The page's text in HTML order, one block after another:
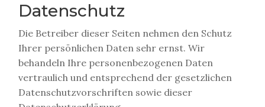
Datenschutz
Die Betreiber dieser Seiten nehmen den Schutz
Ihrer persönlichen Daten sehr ernst. Wir
behandeln Ihre personenbezogenen Daten
vertraulich und entsprechend der gesetzlichen
Datenschutzvorschriften sowie dieser